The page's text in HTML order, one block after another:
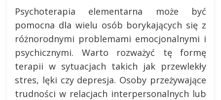
Psychoterapia elementarna może być
pomocna dla wielu osób borykających się z
różnorodnymi problemami emocjonalnymi i
psychicznymi. Warto rozważyć tę formę
terapii w sytuacjach takich jak przewlekły
stres, lęki czy depresja. Osoby przeżywające
trudności w relacjach interpersonalnych lub